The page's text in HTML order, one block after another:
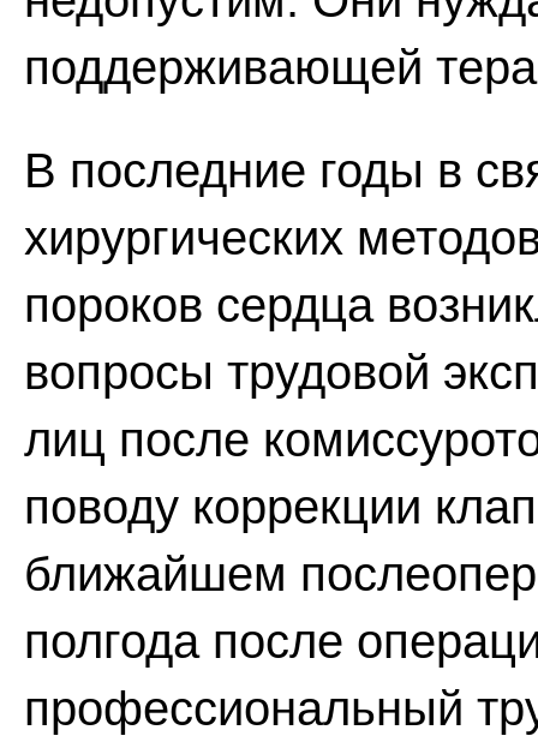
поддерживающей
В последние годы в
хирургических
пороков сердца
вопросы трудовой
лиц после
поводу коррекции
ближайшем
полгода после
профессиональный